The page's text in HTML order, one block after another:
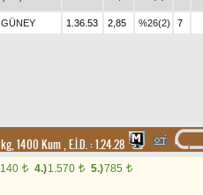
1.36.53 2,85 %26(2) 7
1400 Kum,E.İ.D. :1.24.28
t 4.)1.570 t 5.)785 t